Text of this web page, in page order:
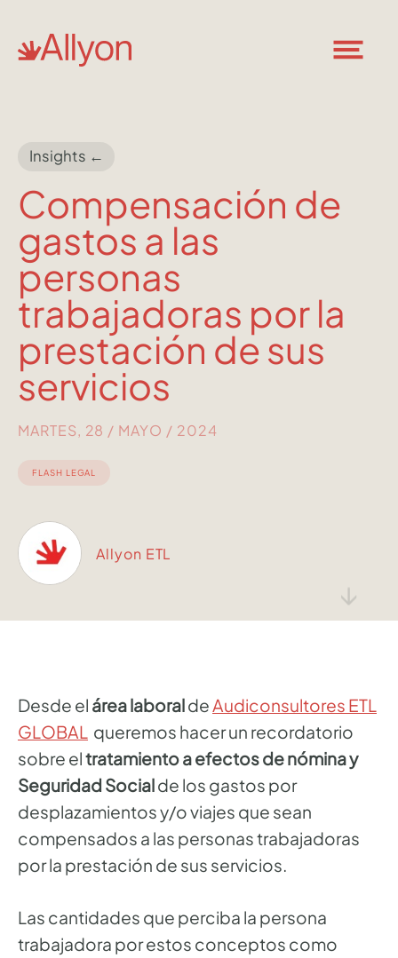
↓
Insights ←
Compensación de
gastos a las
personas
trabajadoras por la
prestación de sus
servicios
MARTES, 28 / MAYO / 2024
FLASH LEGAL
Allyon ETL
Desde el área laboraldeAudiconsultores ETL
GLOBAL queremos hacer un recordatorio
sobre eltratamiento aefectos de nómina y
Seguridad Socialde los gastos por
desplazamientos y/o viajes que sean
compensados a las personas trabajadoras
por la prestación de sus servicios.
Las cantidades que perciba la persona
trabajadora por estos conceptos como